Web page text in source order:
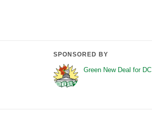
SPONSORED BY
Green New Deal for DC